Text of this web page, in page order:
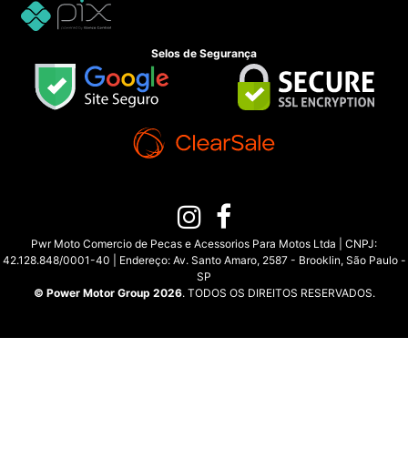
Selos de Segurança
Pwr Moto Comercio de Pecas e Acessorios Para Motos Ltda | CNPJ:
42.128.848/0001-40 | Endereço: Av. Santo Amaro, 2587 - Brooklin, São Paulo -
SP
© Power Motor Group 2026. TODOS OS DIREITOS RESERVADOS.